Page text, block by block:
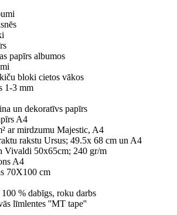
papīrs albumos
bloki cietos vākos
1-3 mm
un dekoratīvs papīrs
A4
ar mirdzumu Majestic, A4
rakstu Ursus; 49.5x 68 cm un A4
Vivaldi 50x65cm; 240 gr/m
A4
70X100 cm
% dabīgs, roku darbs
līmlentes ''MT tape''